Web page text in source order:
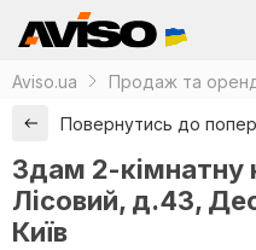
Aviso.ua Продаж та
Повернутись до
Здам 2-кімнатну
Лісовий, д.43,
Київ